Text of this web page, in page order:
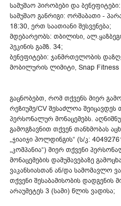
სამუშაო პირობები და ბენეფიტები:
სამუშაო განრიგი: ორშაბათი -
18:30, ერთ საათიანი შესვენება;
მდებარეობს: თბილისი,
პეკინის გამზ. 34;
ბენეფიტები: ჯანმრთელობის
მობილურის ლიმიტი, Snap Fitness
გაცნობებთ, რომ თქვენს მიერ
რეზიუმე/CV შესაძლოა შეიცავდეს
პერსონალურ მონაცემებს.
გამოგზავნით თქვენ თანხმობას
„ჯიაიჯი ჰოლდინგის“ (ს/კ:
„კომპანია“) მიერ თქვენი
მონაცემების დამუშავებაზე
ვაკანსიასთან ან/და სამომავლო
თქვენი შესაბამისობის დადგენის
არაუმეტეს 3 (სამი) წლის ვადისა;